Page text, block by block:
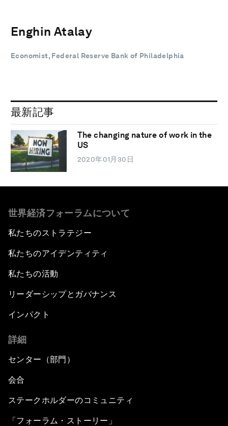
Enghin Atalay
Economist, Federal Reserve Bank of Philadelphia
最新記事
The changing nature of work in the
US
2020年01月30日
世界経済フォーラムについて
私たちのストラテジー
私たちのアイデンティティ
私たちの活動
リーダーシップとガバナンス
インパクト
詳細
センター（部門）
会合
ステークホルダーのコミュニティ
「フォーラム・ストーリー」